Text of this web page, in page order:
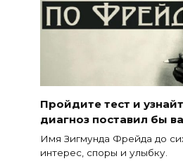
Пройдите тест и
диагноз поставил бы
Имя Зигмунда Фрейда до
интерес, споры и улыбку.